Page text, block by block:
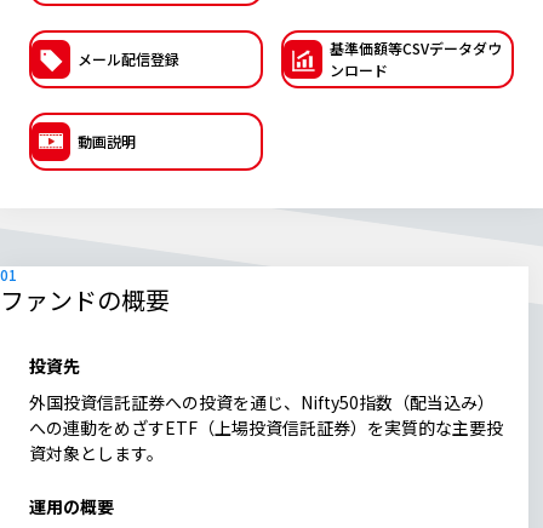
議決権行使について
国内株式議決権行使の方針と判断基準
サステナビリティレポート等
メール配信登録
基準価額等CSVデータダウ
ンロード
動画説明
ファンドの概要
投資先
外国投資信託証券への投資を通じ、Nifty50指数（配当込み）
への連動をめざすETF（上場投資信託証券）を実質的な主要投
資対象とします。
運用の概要